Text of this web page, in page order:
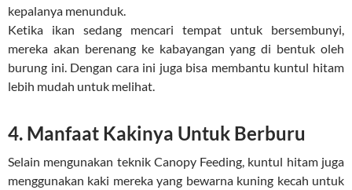
kepalanya menunduk.
Ketika ikan sedang mencari tempat untuk bersembunyi,
mereka akan berenang ke kabayangan yang di bentuk oleh
burung ini. Dengan cara ini juga bisa membantu kuntul hitam
lebih mudah untuk melihat.
4. Manfaat Kakinya Untuk Berburu
Selain mengunakan teknik Canopy Feeding, kuntul hitam juga
menggunakan kaki mereka yang bewarna kuning kecah untuk